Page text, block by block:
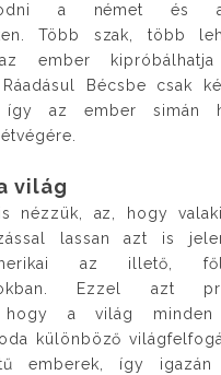
a német és
Több szak, több
ember kipróbálhatja
Bécsbe csak
így az ember simán
világ
nézzük, az, hogy
lassan azt is
az illető,
Ezzel azt
hogy a világ minden
különböző
emberek, így igazán